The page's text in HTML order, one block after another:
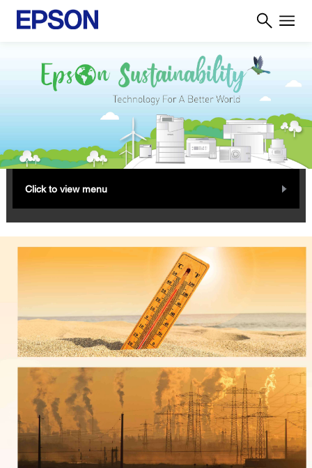
Click to view menu